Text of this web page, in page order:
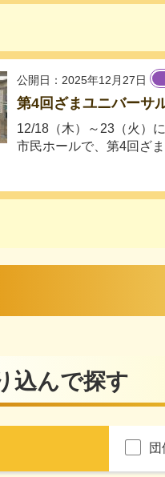
公開日：2025年12月27日
第4回ざまユニバーサ
12/18（木）～23（火）
市民ホールで、第4回ざ
込んで探す
団